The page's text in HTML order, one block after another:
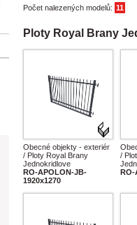
Počet nalezených modelů: 11
Ploty Royal Brany
Obecné objekty - exteriér
/ Ploty Royal Brany
Jednokridlove
RO-APOLON-JB-
1920x1270
/
RO-